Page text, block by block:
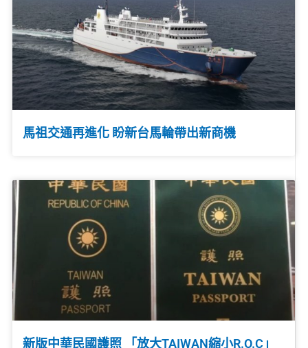
馬祖交通再進化 盼新台馬輪帶出新商機
新版中華民國護照 「放大TAIWAN縮小R.O.C」